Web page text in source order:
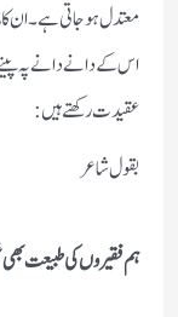
معتدل ہو جاتی ہے ۔ ان
اس کے دانے دانے پہ
عقیدت رکھتے ہیں:
بقول شاعر
ہم فقیروں کی طبیعت